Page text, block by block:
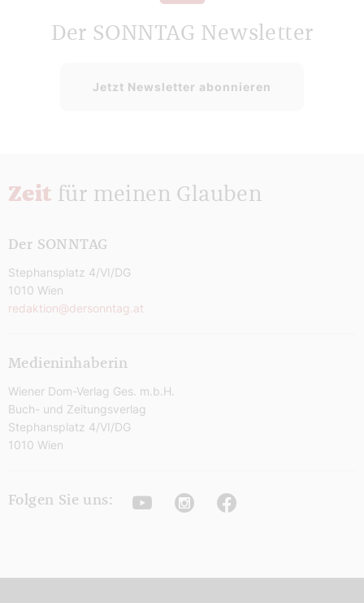
Der SONNTAG Newsletter
Jetzt Newsletter abonnieren
Zeit für meinen Glauben
Der SONNTAG
Stephansplatz 4/VI/DG
1010 Wien
redaktion@dersonntag.at
Medieninhaberin
Wiener Dom-Verlag Ges. m.b.H.
Buch- und Zeitungsverlag
Stephansplatz 4/VI/DG
1010 Wien
Folgen Sie uns: YoutubeInstagramFacebook